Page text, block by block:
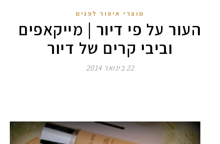
מוצרי איפור לפנים
העור על פי דיור | מייקאפים
וביבי קרים של דיור
22 בינואר 2014